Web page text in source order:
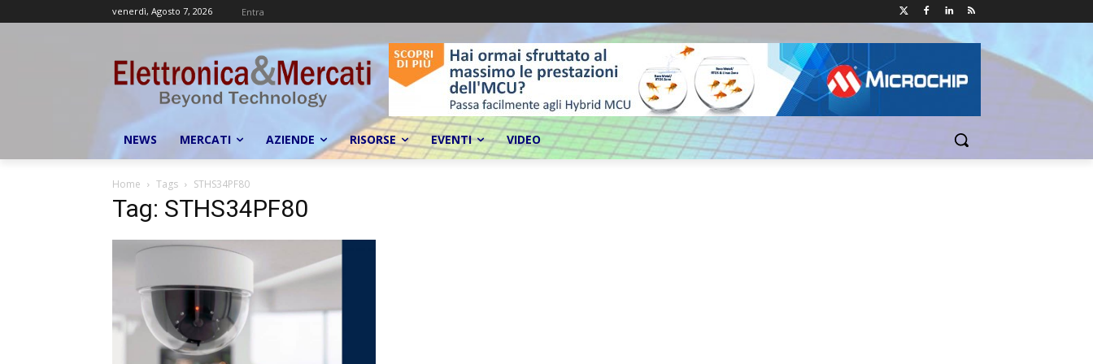
venerdì, Agosto 7, 2026 Entra
NEWS MERCATI AZIENDE RISORSE EVENTI VIDEO
Home Tags STHS34PF80
Tag: STHS34PF80